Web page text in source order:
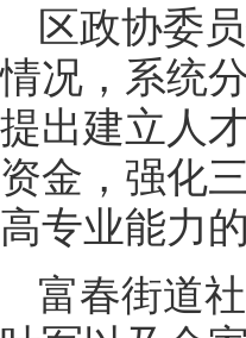
区政协委
情况，系统
提出建立人
资金，强化
高专业能力
富春街道